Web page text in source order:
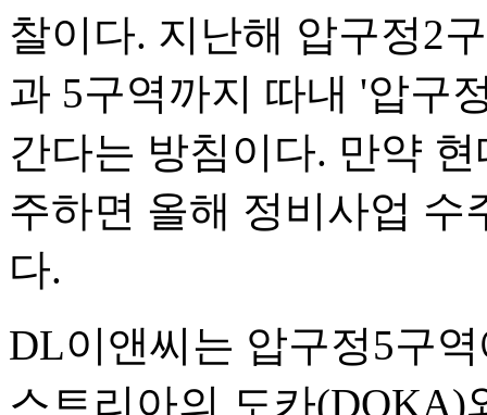
찰이다. 지난해 압구정2
과 5구역까지 따내 '압구
간다는 방침이다. 만약
주하면 올해 정비사업 수
다.
DL이앤씨는 압구정5구
스트리아의 도카(DOKA)